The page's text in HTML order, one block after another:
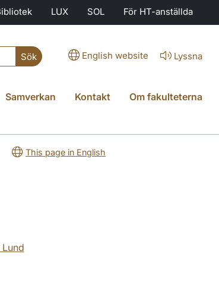
LUX SOL För HT-anställda
Sök English website Lyssna
Samverkan Kontakt Om fakulteterna
This page in English